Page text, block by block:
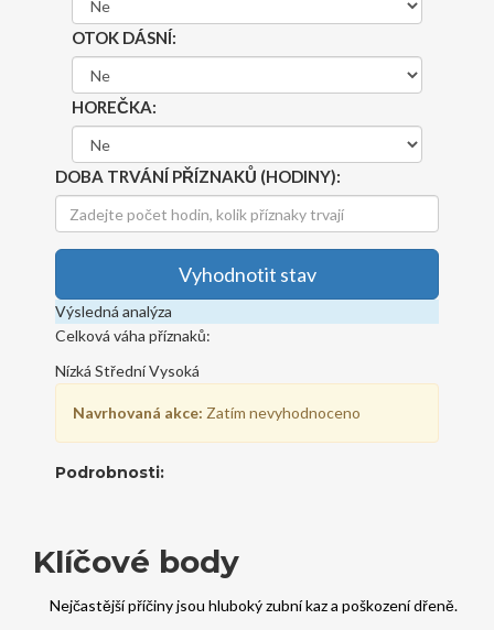
OTOK DÁSNÍ:
HOREČKA:
DOBA TRVÁNÍ PŘÍZNAKŮ (HODINY):
Vyhodnotit stav
Výsledná analýza
Celková váha příznaků:
Nízká StředníVysoká
Navrhovaná akce: Zatím nevyhodnoceno
Podrobnosti:
Klíčové body
Nejčastější příčiny jsou hluboký zubní kaz a poškození dřeně.